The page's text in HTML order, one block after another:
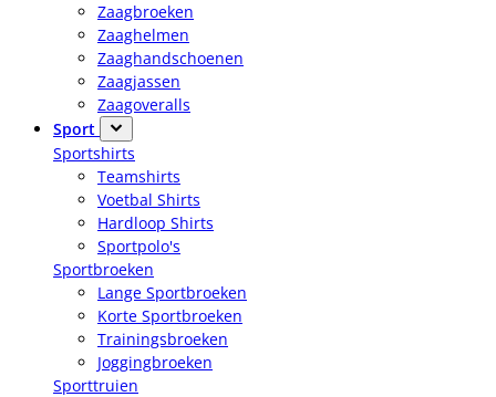
Zaagbroeken
Zaaghelmen
Zaaghandschoenen
Zaagjassen
Zaagoveralls
Sport
Sportshirts
Teamshirts
Voetbal Shirts
Hardloop Shirts
Sportpolo's
Sportbroeken
Lange Sportbroeken
Korte Sportbroeken
Trainingsbroeken
Joggingbroeken
Sporttruien